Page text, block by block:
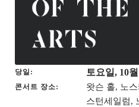
당일 토요일, 10
콘서트 장소
왓슨 홀, 노
스턴세일럼,